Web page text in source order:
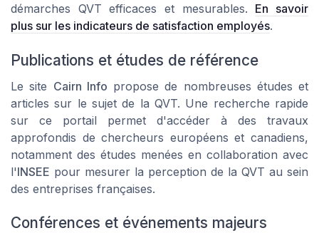
démarches QVT efficaces et mesurables. En savoir
plus sur les indicateurs de satisfaction employés.
Publications et études de référence
Le site Cairn Info propose de nombreuses études et
articles sur le sujet de la QVT. Une recherche rapide
sur ce portail permet d'accéder à des travaux
approfondis de chercheurs européens et canadiens,
notamment des études menées en collaboration avec
l'INSEE pour mesurer la perception de la QVT au sein
des entreprises françaises.
Conférences et événements majeurs